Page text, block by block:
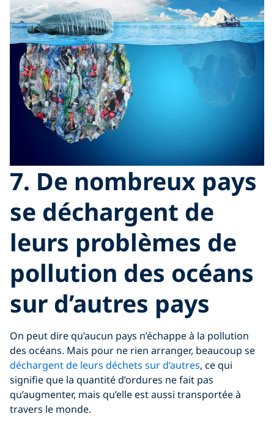
7. De nombreux pays
se déchargent de
leurs problèmes de
pollution des océans
sur d’autres pays
On peut dire qu’aucun pays n’échappe à la pollution
des océans. Mais pour ne rien arranger, beaucoup se
déchargent de leurs déchets sur d’autres, ce qui
signifie que la quantité d’ordures ne fait pas
qu’augmenter, mais qu’elle est aussi transportée à
travers le monde.